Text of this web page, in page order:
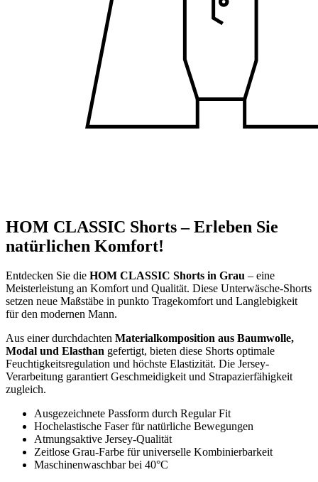
HOM CLASSIC Shorts – Erleben Sie
natürlichen Komfort!
Entdecken Sie die HOM CLASSIC Shorts in Grau – eine
Meisterleistung an Komfort und Qualität. Diese Unterwäsche-Shorts
setzen neue Maßstäbe in punkto Tragekomfort und Langlebigkeit
für den modernen Mann.
Aus einer durchdachten Materialkomposition aus Baumwolle,
Modal und Elasthan gefertigt, bieten diese Shorts optimale
Feuchtigkeitsregulation und höchste Elastizität. Die Jersey-
Verarbeitung garantiert Geschmeidigkeit und Strapazierfähigkeit
zugleich.
Ausgezeichnete Passform durch Regular Fit
Hochelastische Faser für natürliche Bewegungen
Atmungsaktive Jersey-Qualität
Zeitlose Grau-Farbe für universelle Kombinierbarkeit
Maschinenwaschbar bei 40°C